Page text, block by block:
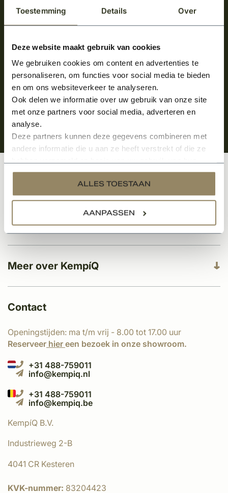
Toestemming Details Over
Deze website maakt gebruik van cookies
We gebruiken cookies om content en advertenties te
personaliseren, om functies voor social media te bieden
en om ons websiteverkeer te analyseren.
Ook delen we informatie over uw gebruik van onze site
met onze partners voor social media, adverteren en
analyse.
Deze partners kunnen deze gegevens combineren met
andere informatie die u aan ze heeft verstrekt of die ze
services.
ALLES TOESTAAN
AANPASSEN
Meld je aan en ontvang het laatste nieuws
over onze kempische bouwstijl!
Aanmelden voor de nieuwsbrief
Meer over KempíQ
Klantenservice
Categorieën
Contact
Openingstijden: ma t/m vrij - 8.00 tot 17.00 uur
Reserveer hier een bezoek in onze showroom.
+31 488-759011
info@kempiq.nl
+31 488-759011
info@kempiq.be
KempíQ B.V.
Industrieweg 2-B
4041 CR Kesteren
KVK-nummer: 83204423